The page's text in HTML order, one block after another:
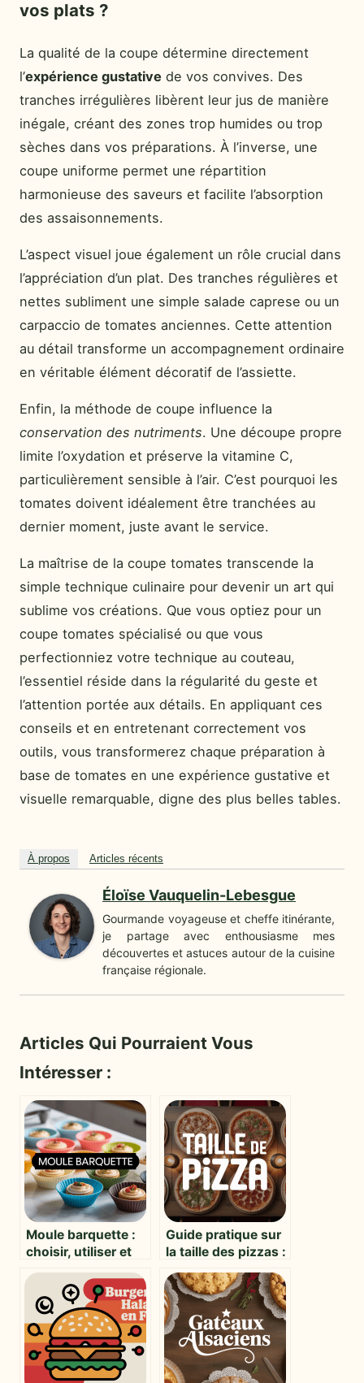
vos plats ?
La qualité de la coupe détermine directement
l’expérience gustative de vos convives. Des
tranches irrégulières libèrent leur jus de manière
inégale, créant des zones trop humides ou trop
sèches dans vos préparations. À l’inverse, une
coupe uniforme permet une répartition
harmonieuse des saveurs et facilite l’absorption
des assaisonnements.
L’aspect visuel joue également un rôle crucial dans
l’appréciation d’un plat. Des tranches régulières et
nettes subliment une simple salade caprese ou un
carpaccio de tomates anciennes. Cette attention
au détail transforme un accompagnement ordinaire
en véritable élément décoratif de l’assiette.
Enfin, la méthode de coupe influence la
conservation des nutriments. Une découpe propre
limite l’oxydation et préserve la vitamine C,
particulièrement sensible à l’air. C’est pourquoi les
tomates doivent idéalement être tranchées au
dernier moment, juste avant le service.
La maîtrise de la coupe tomates transcende la
simple technique culinaire pour devenir un art qui
sublime vos créations. Que vous optiez pour un
coupe tomates spécialisé ou que vous
perfectionniez votre technique au couteau,
l’essentiel réside dans la régularité du geste et
l’attention portée aux détails. En appliquant ces
conseils et en entretenant correctement vos
outils, vous transformerez chaque préparation à
base de tomates en une expérience gustative et
visuelle remarquable, digne des plus belles tables.
À propos Articles récents
Éloïse Vauquelin-Lebesgue
Gourmande voyageuse et cheffe itinérante,
je partage avec enthousiasme mes
découvertes et astuces autour de la cuisine
française régionale.
Articles Qui Pourraient Vous
Intéresser :
Moule barquette :
choisir, utiliser et
réussir vos
préparations
Guide pratique sur
la taille des pizzas :
conseils, formats
et astuces pour
bien choisir